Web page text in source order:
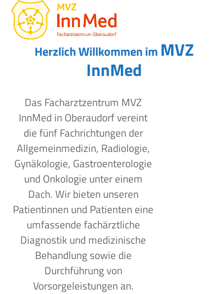
Skip
content
Open
mobile
menu
Close
mobile
menu
Herzlich Willkommen im MVZ
InnMed
Das Facharztzentrum MVZ
InnMed in Oberaudorf vereint
die fünf Fachrichtungen der
Allgemeinmedizin, Radiologie,
Gynäkologie, Gastroenterologie
und Onkologie unter einem
Dach. Wir bieten unseren
Patientinnen und Patienten eine
umfassende fachärztliche
Diagnostik und medizinische
Behandlung sowie die
Durchführung von
Vorsorgeleistungen an.